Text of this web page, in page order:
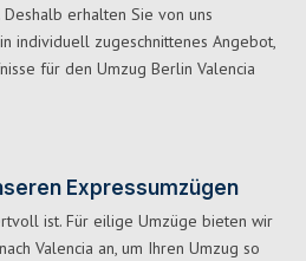
erhalten Sie von uns
individuell zugeschnittenes Angebot,
für den Umzug Berlin Valencia
Expressumzügen
ist. Für eilige Umzüge bieten wir
Valencia an, um Ihren Umzug so